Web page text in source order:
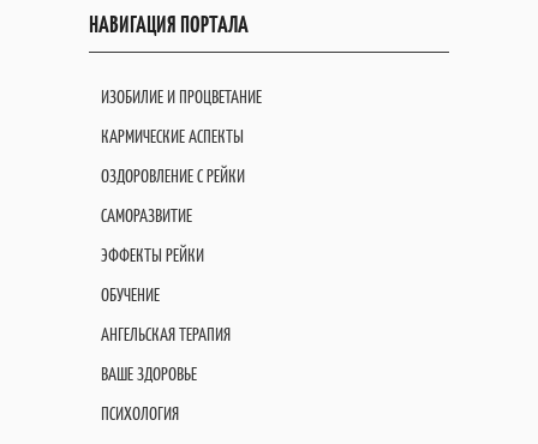
НАВИГАЦИЯ ПОРТАЛА
ИЗОБИЛИЕ И ПРОЦВЕТАНИЕ
КАРМИЧЕСКИЕ АСПЕКТЫ
ОЗДОРОВЛЕНИЕ С РЕЙКИ
САМОРАЗВИТИЕ
ЭФФЕКТЫ РЕЙКИ
ОБУЧЕНИЕ
АНГЕЛЬСКАЯ ТЕРАПИЯ
ВАШЕ ЗДОРОВЬЕ
ПСИХОЛОГИЯ